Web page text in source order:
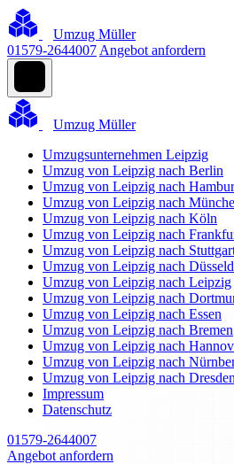
Umzug Müller
01579-2644007 Angebot anfordern
Umzug Müller
Umzugsunternehmen Leipzig
Umzug von Leipzig nach Berlin
Umzug von Leipzig nach
Umzug von Leipzig nach
Umzug von Leipzig nach Köln
Umzug von Leipzig nach
Umzug von Leipzig nach
Umzug von Leipzig nach
Umzug von Leipzig nach Leipzig
Umzug von Leipzig nach
Umzug von Leipzig nach Essen
Umzug von Leipzig nach Bremen
Umzug von Leipzig nach
Umzug von Leipzig nach
Umzug von Leipzig nach Dresden
Impressum
Datenschutz
01579-2644007
Angebot anfordern